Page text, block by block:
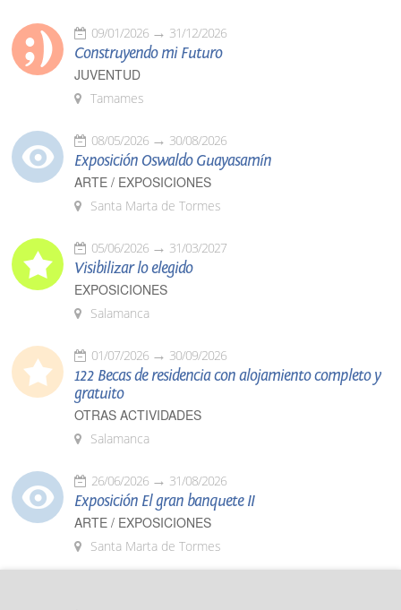
09/01/2026 31/12/2026
Construyendo mi Futuro
JUVENTUD
Tamames
08/05/2026 30/08/2026
Exposición Oswaldo Guayasamín
ARTE / EXPOSICIONES
Santa Marta de Tormes
05/06/2026 31/03/2027
Visibilizar lo elegido
EXPOSICIONES
Salamanca
01/07/2026 30/09/2026
122 Becas de residencia con alojamiento completo y
gratuito
OTRAS ACTIVIDADES
Salamanca
26/06/2026 31/08/2026
Exposición El gran banquete II
ARTE / EXPOSICIONES
Santa Marta de Tormes